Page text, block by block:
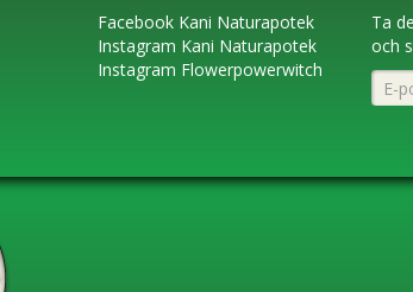
Facebook Kani Naturapotek
Instagram Kani Naturapotek
Instagram Flowerpowerwitch
Ta
och